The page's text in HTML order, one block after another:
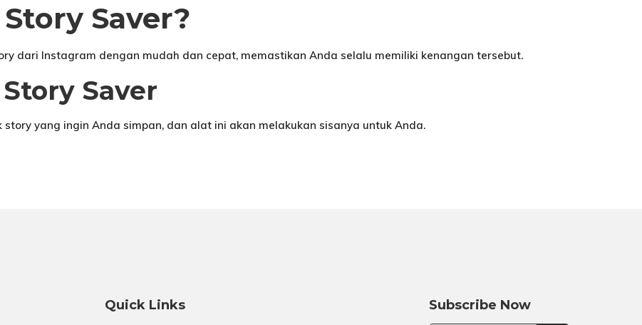
Saver?
dari Instagram dengan mudah dan cepat, memastikan Anda selalu memiliki kenangan tersebut.
Saver
story yang ingin Anda simpan, dan alat ini akan melakukan sisanya untuk Anda.
Quick Links Subscribe Now